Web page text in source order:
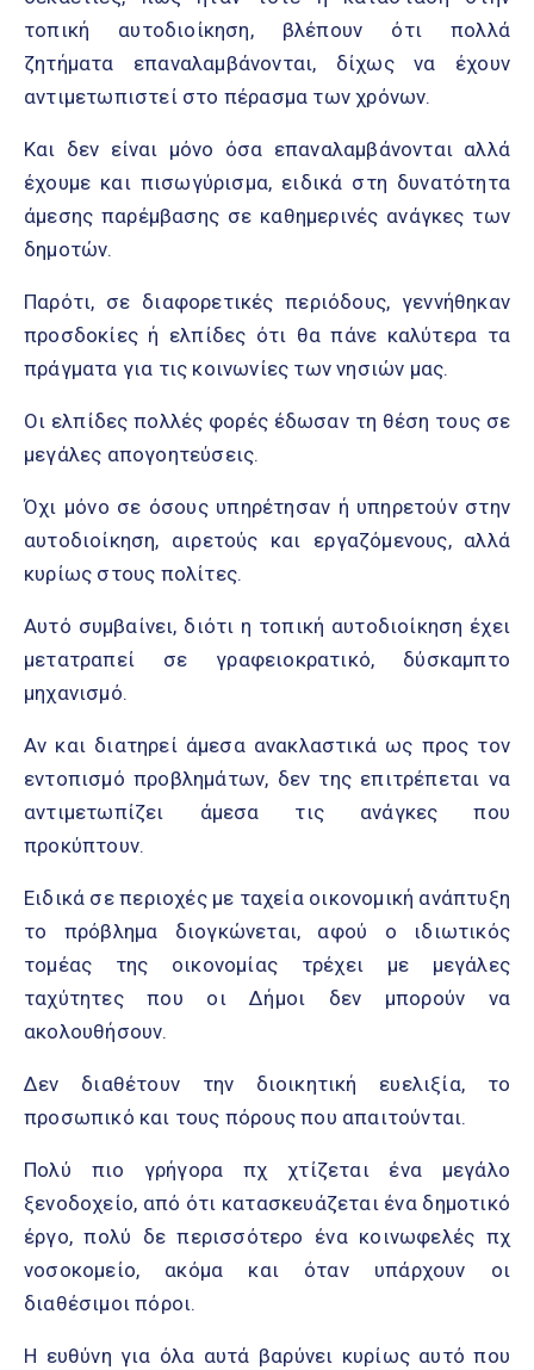
τοπική αυτοδιοίκηση, βλέπουν ότι πολλά
ζητήματα επαναλαμβάνονται, δίχως να έχουν
αντιμετωπιστεί στο πέρασμα των χρόνων.
Και δεν είναι μόνο όσα επαναλαμβάνονται αλλά
έχουμε και πισωγύρισμα, ειδικά στη δυνατότητα
άμεσης παρέμβασης σε καθημερινές ανάγκες των
δημοτών.
Παρότι, σε διαφορετικές περιόδους, γεννήθηκαν
προσδοκίες ή ελπίδες ότι θα πάνε καλύτερα τα
πράγματα για τις κοινωνίες των νησιών μας.
Οι ελπίδες πολλές φορές έδωσαν τη θέση τους σε
μεγάλες απογοητεύσεις.
Όχι μόνο σε όσους υπηρέτησαν ή υπηρετούν στην
αυτοδιοίκηση, αιρετούς και εργαζόμενους, αλλά
κυρίως στους πολίτες.
Αυτό συμβαίνει, διότι η τοπική αυτοδιοίκηση έχει
μετατραπεί σε γραφειοκρατικό, δύσκαμπτο
μηχανισμό.
Αν και διατηρεί άμεσα ανακλαστικά ως προς τον
εντοπισμό προβλημάτων, δεν της επιτρέπεται να
αντιμετωπίζει άμεσα τις ανάγκες που
προκύπτουν.
Ειδικά σε περιοχές με ταχεία οικονομική ανάπτυξη
το πρόβλημα διογκώνεται, αφού ο ιδιωτικός
τομέας της οικονομίας τρέχει με μεγάλες
ταχύτητες που οι Δήμοι δεν μπορούν να
ακολουθήσουν.
Δεν διαθέτουν την διοικητική ευελιξία, το
προσωπικό και τους πόρους που απαιτούνται.
Πολύ πιο γρήγορα πχ χτίζεται ένα μεγάλο
ξενοδοχείο, από ότι κατασκευάζεται ένα δημοτικό
έργο, πολύ δε περισσότερο ένα κοινωφελές πχ
νοσοκομείο, ακόμα και όταν υπάρχουν οι
διαθέσιμοι πόροι.
Η ευθύνη για όλα αυτά βαρύνει κυρίως αυτό που